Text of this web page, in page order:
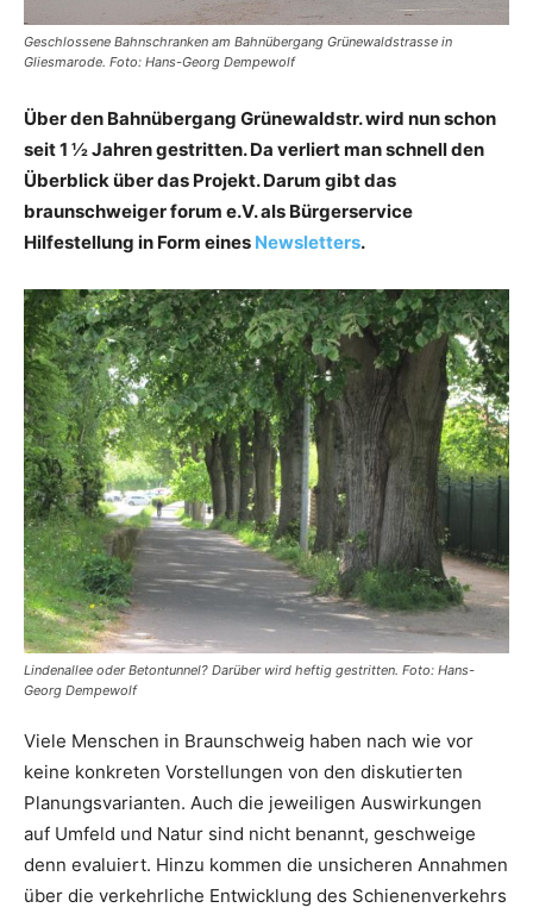
Geschlossene Bahnschranken am Bahnübergang Grünewaldstrasse in
Gliesmarode. Foto: Hans-Georg Dempewolf
Über den Bahnübergang Grünewaldstr. wird nun schon
seit 1 ½ Jahren gestritten. Da verliert man schnell den
Überblick über das Projekt. Darum gibt das
braunschweiger forum e.V. als Bürgerservice
Hilfestellung in Form eines Newsletters.
Lindenallee oder Betontunnel? Darüber wird heftig gestritten. Foto: Hans-
Georg Dempewolf
Viele Menschen in Braunschweig haben nach wie vor
keine konkreten Vorstellungen von den diskutierten
Planungsvarianten. Auch die jeweiligen Auswirkungen
auf Umfeld und Natur sind nicht benannt, geschweige
denn evaluiert. Hinzu kommen die unsicheren Annahmen
über die verkehrliche Entwicklung des Schienenverkehrs